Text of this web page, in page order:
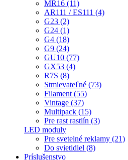
MR16 (11)
AR111 / ES111 (4)
G23 (2)
G24 (1)
G4 (18)
G9 (24)
GU10 (77)
GX53 (4)
R7S (8)
Stmievateľné (73)
Filament (55)
Vintage (37)
Multipack (15)
Pre rast rastlín (3)
LED moduly
Pre svetelné reklamy (21)
Do svietidiel (8)
Príslušenstvo